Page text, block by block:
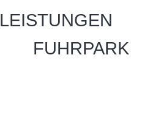
LEISTUNGEN
FUHRPARK